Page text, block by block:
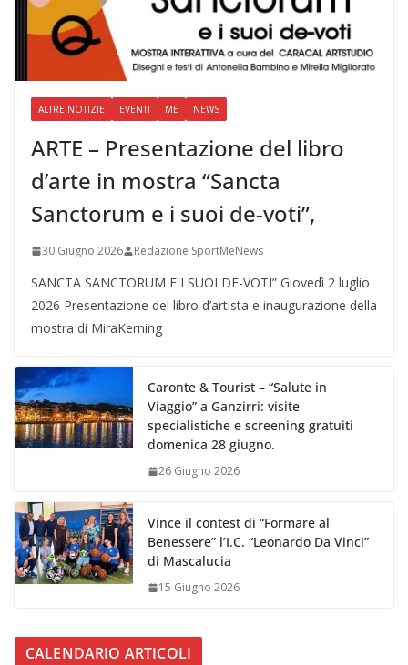
ALTRE NOTIZIE EVENTI ME NEWS
ARTE – Presentazione del libro
d’arte in mostra “Sancta
Sanctorum e i suoi de-voti”,
30 Giugno 2026 Redazione SportMeNews
SANCTA SANCTORUM E I SUOI DE-VOTI” Giovedì 2 luglio
2026 Presentazione del libro d’artista e inaugurazione della
mostra di MiraKerning
Caronte & Tourist – “Salute in
Viaggio” a Ganzirri: visite
specialistiche e screening gratuiti
domenica 28 giugno.
26 Giugno 2026
Vince il contest di “Formare al
Benessere” l’I.C. “Leonardo Da Vinci”
di Mascalucia
15 Giugno 2026
CALENDARIO ARTICOLI